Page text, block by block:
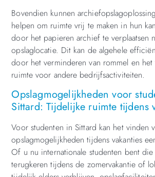
Bovendien kunnen
helpen om ruimte vrij te maken in hun
door het papieren archief te verplaatsen
opslaglocatie. Dit kan de algehele
door het verminderen van rommel en het
ruimte voor andere bedrijfsactiviteiten.
Opslagmogelijkheden voor
Sittard: Tijdelijke ruimte tijdens
Voor studenten in Sittard kan het vinden
opslagmogelijkheden tijdens vakanties
Of u nu internationale studenten bent die
terugkeren tijdens de zomervakantie of